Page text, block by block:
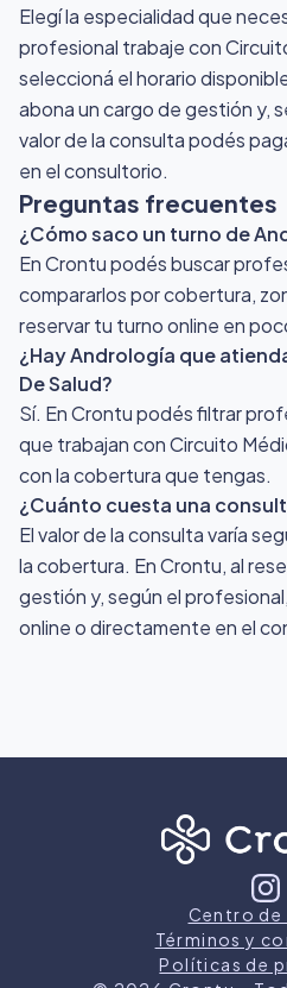
Elegí la especialidad que
profesional trabaje con
seleccioná el horario
abona un cargo de gestión y,
valor de la consulta podés
en el consultorio.
Preguntas frecuentes
¿Cómo saco un turno de
En Crontu podés buscar
compararlos por cobertura,
reservar tu turno online en
¿Hay Andrología que
De Salud?
Sí. En Crontu podés filtrar
que trabajan con Circuito
con la cobertura que tengas.
¿Cuánto cuesta una
El valor de la consulta varía
la cobertura. En Crontu, al
gestión y, según el
online o directamente en el
Centro de
Términos y
Políticas de